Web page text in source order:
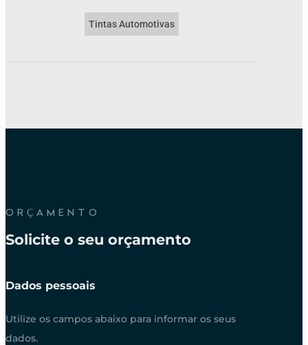
Tintas Automotivas
ORÇAMENTO
Solicite o seu orçamento
Dados pessoais
Utilize os campos abaixo para informar os seus
dados.